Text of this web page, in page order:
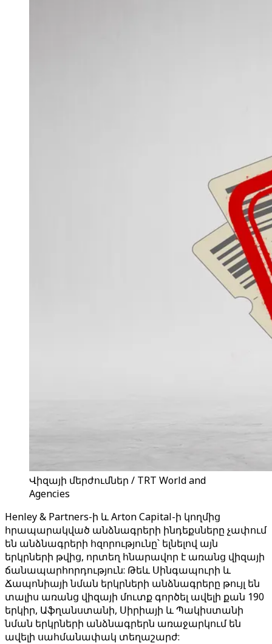
Վիզայի մերժումներ / TRT World and
Agencies
Henley & Partners-ի և Arton Capital-ի կողմից
հրապարակված անձնագրերի ինդեքսները չափում
են անձնագրերի հզորությունը՝ ելնելով այն
երկրների թվից, որտեղ հնարավոր է առանց վիզայի
ճանապարհորդություն: Թեև Սինգապուրի և
Ճապոնիայի նման երկրների անձնագրերը թույլ են
տալիս առանց վիզայի մուտք գործել ավելի քան 190
երկիր, Աֆղանստանի, Սիրիայի և Պակիստանի
նման երկրների անձնագրերն առաջարկում են
ավելի սահմանափակ տեղաշարժ: